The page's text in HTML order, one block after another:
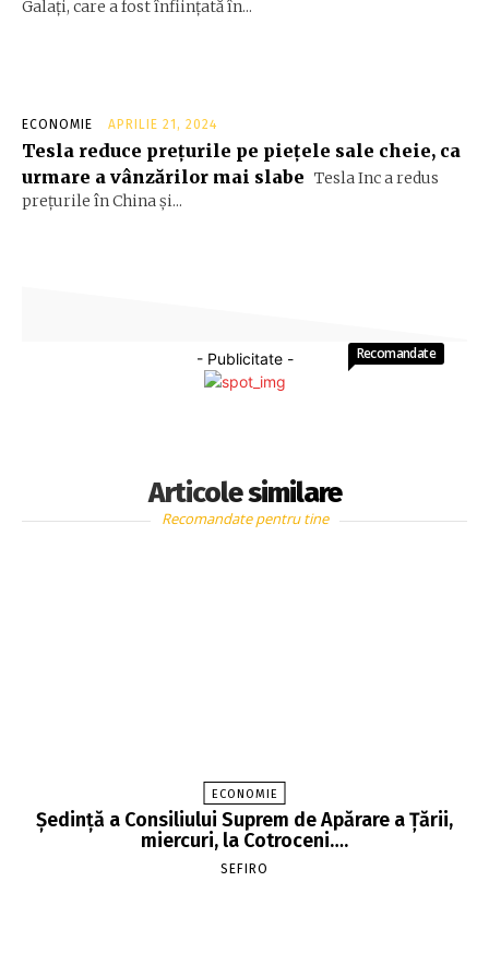
Galaţi, care a fost înfiinţată în...
ECONOMIE APRILIE 21, 2024
Tesla reduce prețurile pe piețele sale cheie, ca
urmare a vânzărilor mai slabe Tesla Inc a redus
preţurile în China şi...
- Publicitate -
Articole similare
Recomandate
Recomandate pentru tine
ECONOMIE
Şedinţă a Consiliului Suprem de Apărare a Ţării,
miercuri, la Cotroceni….
SEFIRO